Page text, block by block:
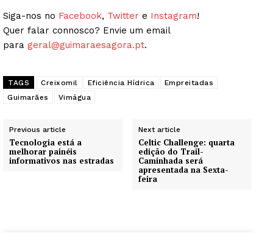
Siga-nos no Facebook, Twitter e Instagram!
Quer falar connosco? Envie um email
para geral@guimaraesagora.pt.
TAGS Creixomil Eficiência Hídrica
Empreitadas
Guimarães
Vimágua
Previous article
Tecnologia está a
melhorar painéis
informativos nas estradas
Next article
Celtic Challenge: quarta
edição do Trail-
Caminhada será
apresentada na Sexta-
feira